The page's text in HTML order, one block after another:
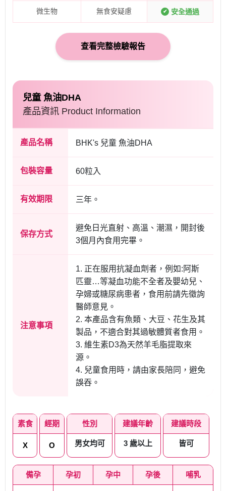
微生物 無食安疑慮 ✔ 安全通過
查看完整檢驗報告
兒童 魚油DHA
產品資訊 Product Information
產品名稱 BHK's 兒童 魚油DHA
包裝容量 60粒入
有效期限 三年。
保存方式
避免日光直射、高溫、潮濕，開封後
3個月內食用完畢。
注意事項
1. 正在服用抗凝血劑者，例如:阿斯
匹靈…等凝血功能不全者及嬰幼兒、
孕婦或糖尿病患者，食用前請先徵詢
醫師意見。
2. 本產品含有魚類、大豆、花生及其
製品，不適合對其過敏體質者食用。
3. 維生素D3為天然羊毛脂提取來
源。
4. 兒童食用時，請由家長陪同，避免
誤吞。
素食
X
經期
O
性別
男女均可
建議年齡
3 歲以上
建議時段
皆可
備孕 孕初 孕中 孕後 哺乳